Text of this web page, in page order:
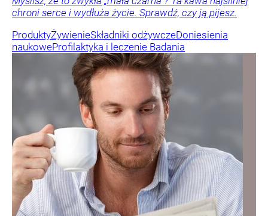
chroni serce i wydłuża życie. Sprawdź, czy ją pijesz.
ProduktyŻywienieSkładniki odżywczeDoniesienia
naukoweProfilaktyka i leczenie Badania